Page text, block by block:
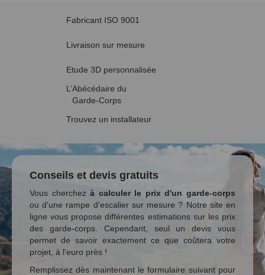
Fabricant ISO 9001
Livraison sur mesure
Etude 3D personnalisée
L’Abécédaire du
Garde-Corps
Trouvez un installateur
Conseils et devis gratuits
Vous cherchezà calculer le prix d'un garde-corps
ou d'une rampe d'escalier sur mesure ? Notre site en
ligne vous propose différentes estimations sur les prix
des garde-corps. Cependant, seul un devis vous
permet de savoir exactement ce que coûtera votre
projet, à l'euro près !
Remplissez dès maintenant le formulaire suivant pour